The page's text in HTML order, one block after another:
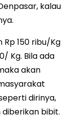
kalau
150 ribu/Kg
Kg. Bila ada
akan
dirinya,
bibit.